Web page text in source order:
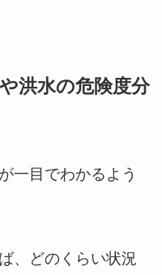
洪水の危険度分
一目でわかるよう
、どのくらい状況